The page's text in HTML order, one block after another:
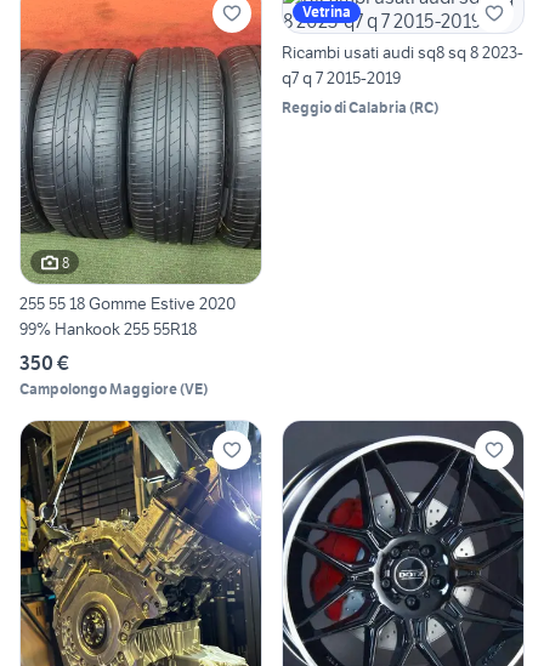
8
255 55 18 Gomme Estive 2020
99% Hankook 255 55R18
350 €
Campolongo Maggiore(VE)
Vetrina
Ricambi usati audi sq8 sq 8 2023-
q7 q 7 2015-2019
Reggio di Calabria (RC)